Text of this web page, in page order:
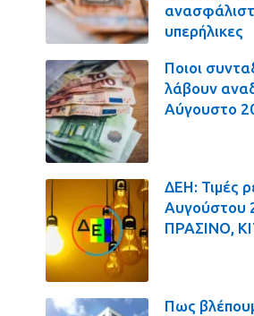
υπερήλικες
Ποιοι
λάβουν
Αύγουστο
ΔΕΗ: Τιμές
Αυγούστου
ΠΡΑΣΙΝΟ,
Πως